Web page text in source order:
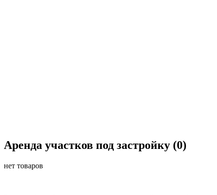
Аренда участков под застройку (0)
нет товаров